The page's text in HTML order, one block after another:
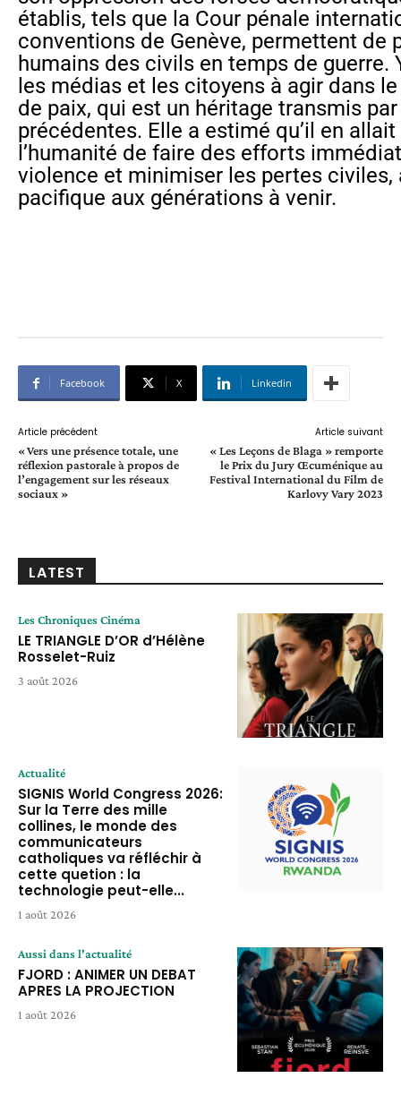
établis, tels que la Cour pénale
conventions de Genève, permettent de
humains des civils en temps de guerre.
les médias et les citoyens à agir dans
de paix, qui est un héritage transmis
précédentes. Elle a estimé qu’il en
l’humanité de faire des efforts
violence et minimiser les pertes civiles,
pacifique aux générations à venir.
Facebook X Linkedin
Article précédent
« Vers une présence totale, une
réflexion pastorale à propos de
l’engagement sur les réseaux
sociaux »
Article suivant
« Les Leçons de Blaga » remporte
le Prix du Jury Œcuménique au
Festival International du Film de
Karlovy Vary 2023
LATEST
Les Chroniques Cinéma
LE TRIANGLE D’OR d’Hélène
Rosselet-Ruiz
3 août 2026
Actualité
SIGNIS World Congress 2026:
Sur la Terre des mille
collines, le monde des
communicateurs
catholiques va réfléchir à
cette quetion : la
technologie peut-elle...
1 août 2026
Aussi dans l'actualité
FJORD : ANIMER UN DEBAT
APRES LA PROJECTION
1 août 2026